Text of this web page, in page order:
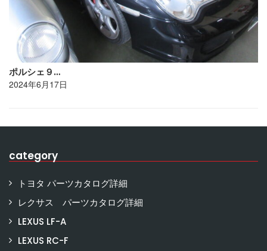
ポルシェ９…
2024年6月17日
category
トヨタ パーツカタログ詳細
レクサス パーツカタログ詳細
LEXUS LF-A
LEXUS RC-F